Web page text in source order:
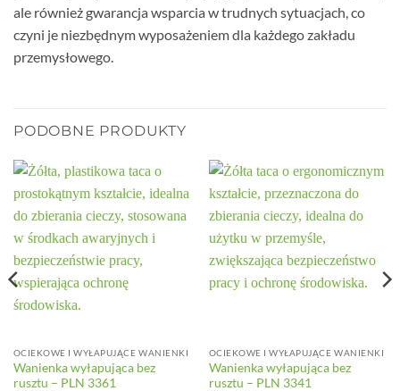
ale również gwarancja wsparcia w trudnych sytuacjach, co
czyni je niezbędnym wyposażeniem dla każdego zakładu
przemysłowego.
PODOBNE PRODUKTY
OCIEKOWE I WYŁAPUJĄCE WANIENKI
Wanienka wyłapująca bez
rusztu – PLN 3361
OCIEKOWE I WYŁAPUJĄCE WANIENKI
Wanienka wyłapująca bez
rusztu – PLN 3341